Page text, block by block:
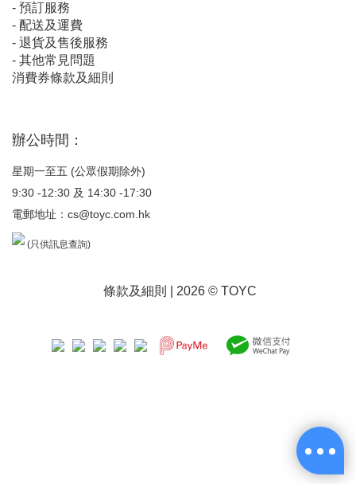
- 預訂服務
- 配送及運費
- 退貨及售後服務
- 其他常見問題
消費券條款及細則
辦公時間：
星期一至五 (公眾假期除外)
9:30 -12:30 及 14:30 -17:30
電郵地址： cs@toyc.com.hk
(只供訊息查詢)
條款及細則 | 2026 © TOYC